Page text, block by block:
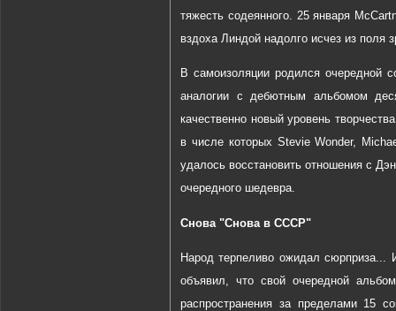
тяжесть содеянного. 25 января
вздоха Линдой надолго исчез из
В самоизоляции родился очередной
аналогии с дебютным альбомом
качественно новый уровень
в числе которых Stevie Wonder,
удалось восстановить отношения с
очередного шедевра.
Снова "Снова в СССР"
Народ терпеливо ожидал сюрприза...
объявил, что свой очередной
распространения за пределами 15